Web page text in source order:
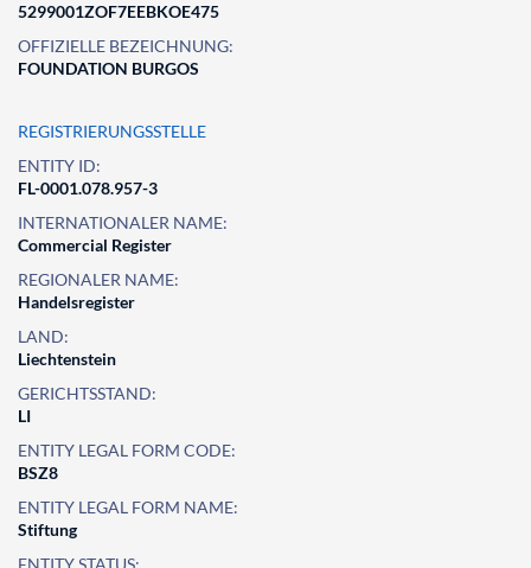
5299001ZOF7EEBKOE475
OFFIZIELLE BEZEICHNUNG:
FOUNDATION BURGOS
REGISTRIERUNGSSTELLE
ENTITY ID:
FL-0001.078.957-3
INTERNATIONALER NAME:
Commercial Register
REGIONALER NAME:
Handelsregister
LAND:
Liechtenstein
GERICHTSSTAND:
LI
ENTITY LEGAL FORM CODE:
BSZ8
ENTITY LEGAL FORM NAME:
Stiftung
ENTITY STATUS: